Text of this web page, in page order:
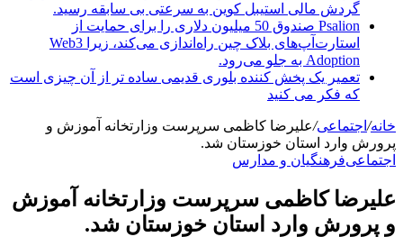
گردش مالی استیبل کوین به سرعتی بی سابقه رسید.
Psalion صندوق 50 میلیون دلاری را برای حمایت از
استارت‌آپ‌های بلاک چین راه‌اندازی می‌کند، زیرا Web3
Adoption به جلو می‌رود.
تعمیر یک پخش کننده بلوری قدیمی ساده تر از آن چیزی است
که فکر می کنید
خانه/ اجتماعی/علیرضا کاظمی سرپرست وزارتخانه آموزش و
پرورش وارد استان خوزستان شد.
اجتماعیفرهنگیان و مدارس
علیرضا کاظمی سرپرست وزارتخانه آموزش
و پرورش وارد استان خوزستان شد.